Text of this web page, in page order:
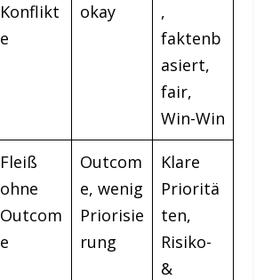
Konflikt
e
okay
,
faktenb
asiert,
fair,
Win-Win
Fleiß
ohne
Outcom
e
Outcom
e, wenig
Priorisie
rung
Klare
Prioritä
ten,
Risiko-
&